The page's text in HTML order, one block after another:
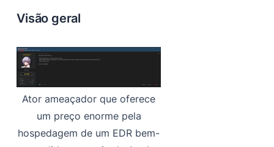
Visão geral
Ator ameaçador que oferece
um preço enorme pela
hospedagem de um EDR bem-